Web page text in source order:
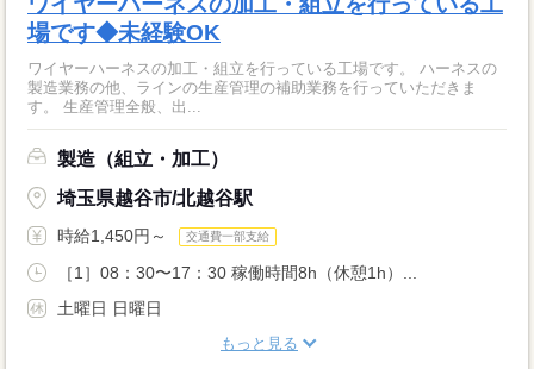
場です◆未経験OK
ワイヤーハーネスの加工・組立を行っている工場です。 ハーネスの
製造業務の他、ラインの生産管理の補助業務を行っていただきま
す。 生産管理全般、出...
製造（組立・加工）
埼玉県越谷市/北越谷駅
時給1,450円～ 交通費一部支給
［1］08：30〜17：30 稼働時間8h（休憩1h）...
土曜日 日曜日
もっと見る